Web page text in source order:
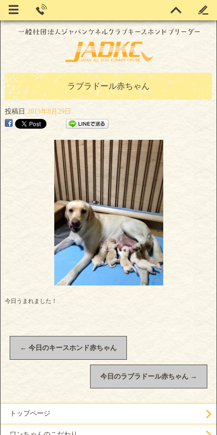
ラブラドール赤ちゃん
投稿日 2015年8月29日
今日うまれました！
← 今日のキースホンド赤ちゃん
今日のラブラドール赤ちゃん →
トップページ